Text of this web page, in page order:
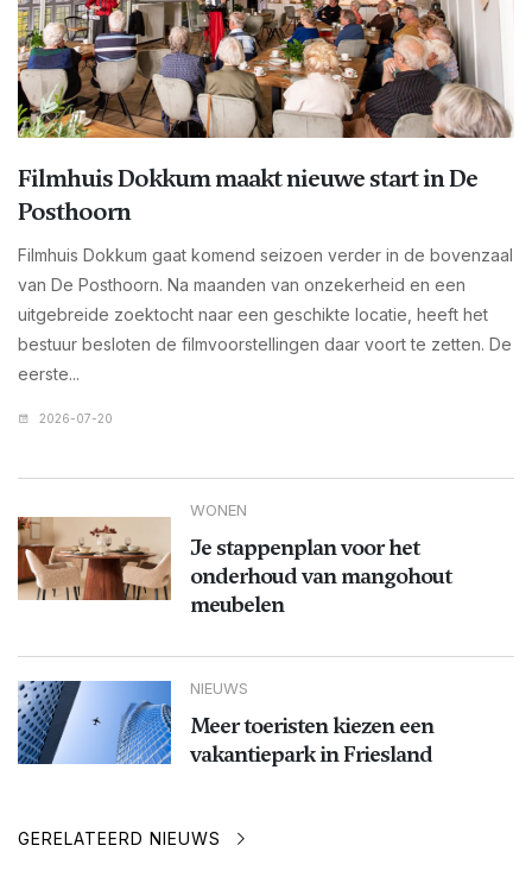
Filmhuis Dokkum maakt nieuwe start in De
Posthoorn
Filmhuis Dokkum gaat komend seizoen verder in de bovenzaal
van De Posthoorn. Na maanden van onzekerheid en een
uitgebreide zoektocht naar een geschikte locatie, heeft het
bestuur besloten de filmvoorstellingen daar voort te zetten. De
eerste...
2026-07-20
WONEN
Je stappenplan voor het
onderhoud van mangohout
meubelen
NIEUWS
Meer toeristen kiezen een
vakantiepark in Friesland
GERELATEERD NIEUWS